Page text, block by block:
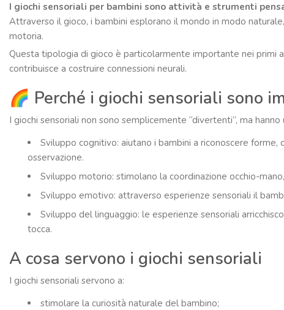
I giochi sensoriali per bambini sono attività e strumenti
Attraverso il gioco, i bambini esplorano il mondo in modo
motoria.
Questa tipologia di gioco è particolarmente importante nei primi
contribuisce a costruire connessioni neurali.
🌈 Perché i giochi sensoriali sono
I giochi sensoriali non sono semplicemente “divertenti”, ma
Sviluppo cognitivo: aiutano i bambini a riconoscere
osservazione.
Sviluppo motorio: stimolano la coordinazione occhio-
Sviluppo emotivo: attraverso esperienze sensoriali il
Sviluppo del linguaggio: le esperienze sensoriali
tocca.
A cosa servono i giochi sensoriali
I giochi sensoriali servono a:
stimolare la curiosità naturale del bambino;